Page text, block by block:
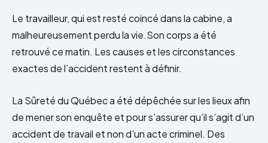
Le travailleur, qui est resté coincé dans la cabine, a
malheureusement perdu la vie.Son corps a été
retrouvé ce matin. Les causes et les circonstances
exactes de l’accident restent à définir.
La Sûreté du Québec a été dépêchée sur les lieux afin
de mener son enquête et pour s’assurer qu’il s’agit d’un
accident de travail et non d’un acte criminel. Des